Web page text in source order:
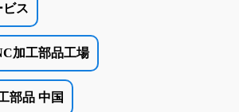
ビス
加工部品工場
部品 中国